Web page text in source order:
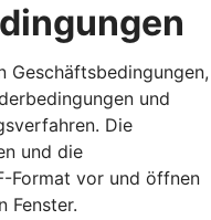
Geschäftsbedingungen,
und
Die
und die
Format vor und öffnen
Fenster.